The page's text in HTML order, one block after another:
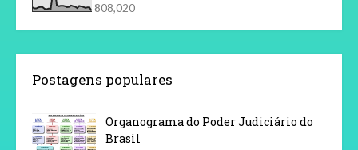
808,020
Postagens populares
Organograma do Poder Judiciário do
Brasil